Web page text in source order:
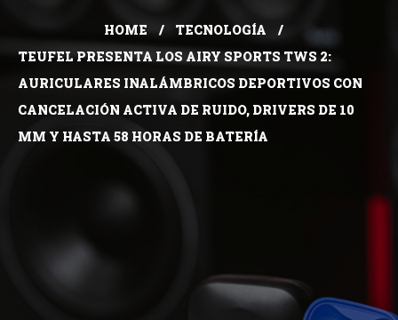
HOME
TECNOLOGÍA
TEUFEL PRESENTA LOS AIRY SPORTS TWS 2:
AURICULARES INALÁMBRICOS DEPORTIVOS CON
CANCELACIÓN ACTIVA DE RUIDO, DRIVERS DE 10
MM Y HASTA 58 HORAS DE BATERÍA